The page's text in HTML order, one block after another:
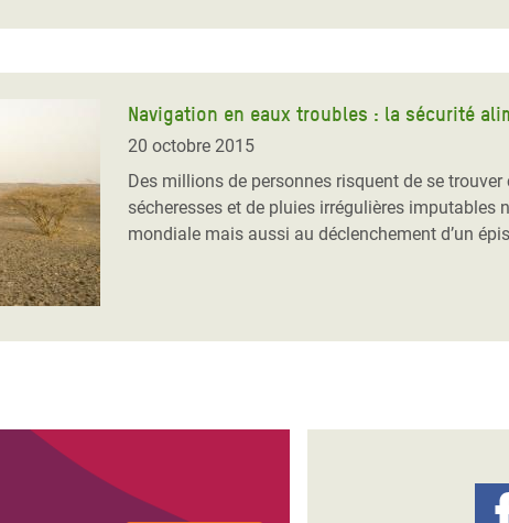
Navigation en eaux troubles : la sécurité
20 octobre 2015
Des millions de personnes risquent de se
sécheresses et de pluies irrégulières imputables
mondiale mais aussi au déclenchement d’un